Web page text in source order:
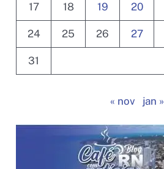
17 18 19 20
24 25 26 27
31
« nov jan »